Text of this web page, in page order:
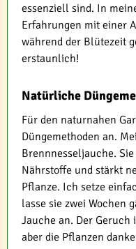
essenziell sind. In
Erfahrungen mit einer
während der Blütezeit
erstaunlich!
Natürliche
Für den naturnahen
Düngemethoden an.
Brennnesseljauche.
Nährstoffe und stärkt
Pflanze. Ich setze
lasse sie zwei Wochen
Jauche an. Der Geruch
aber die Pflanzen